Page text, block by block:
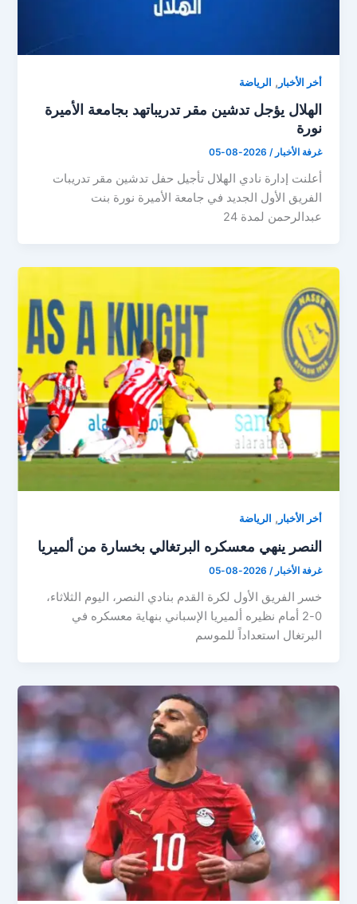
أخر الأخبار , الرياضة
الهلال يؤجل تدشين مقر تدريباتهد بجامعة الأميرة
نورة
غرفة الأخبار/
2026-08-05
أعلنت إدارة نادي الهلال تأجيل حفل تدشين مقر تدريبات
الفريق الأول الجديد في جامعة الأميرة نورة بنت
عبدالرحمن لمدة 24
أخر الأخبار , الرياضة
النصر ينهي معسكره البرتغالي بخسارة من ألميريا
غرفة الأخبار/
2026-08-05
خسر الفريق الأول لكرة القدم بنادي النصر، اليوم الثلاثاء،
0-2 أمام نظيره ألميريا الإسباني بنهاية معسكره في
البرتغال استعداداً للموسم